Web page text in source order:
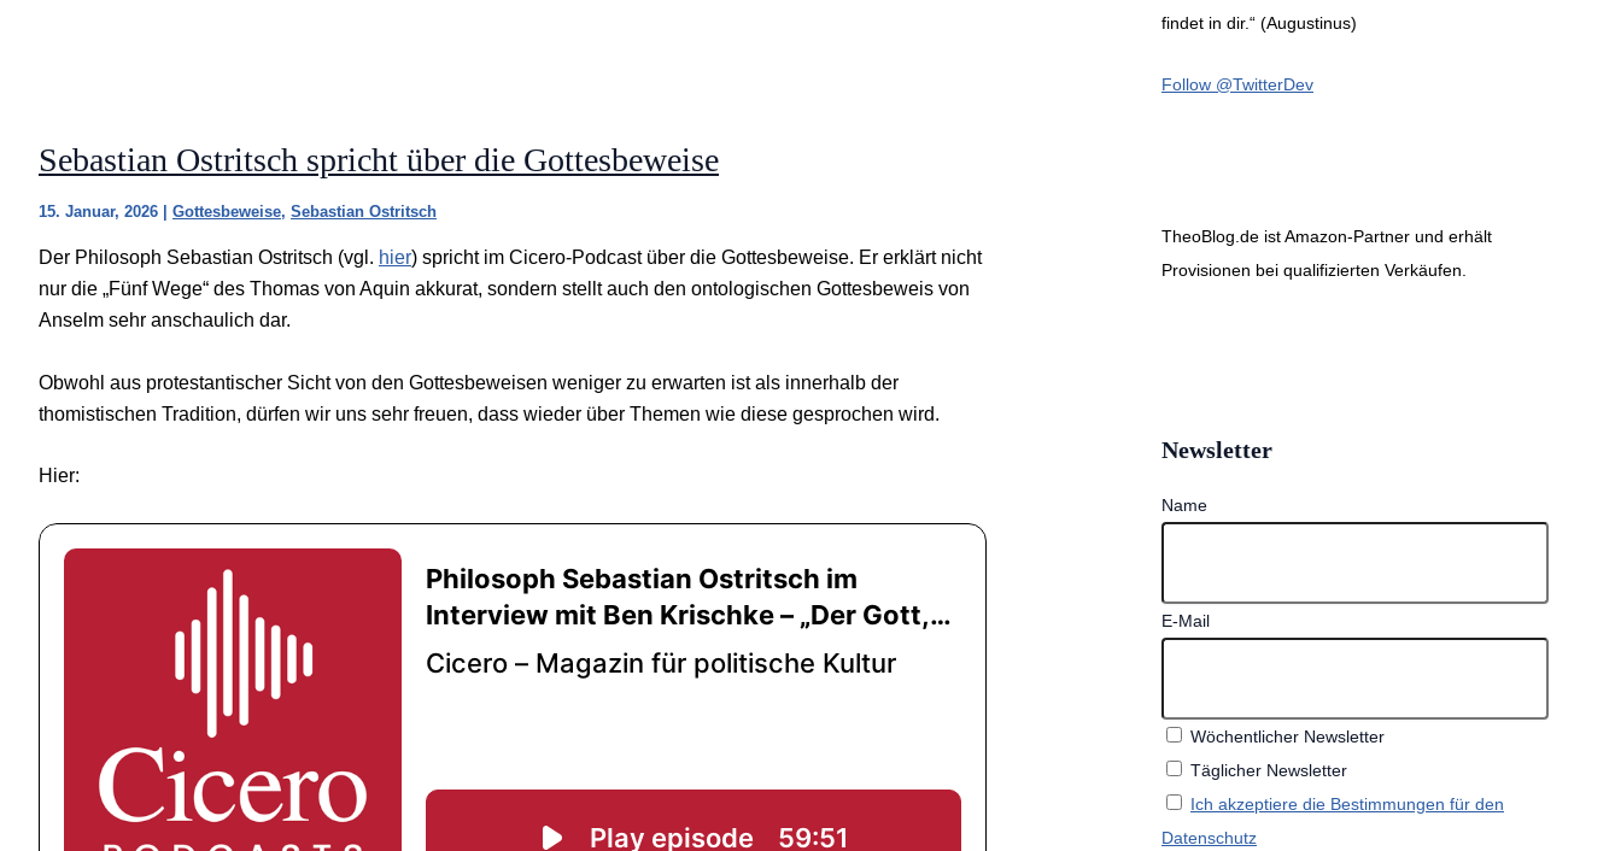
Sebastian Ostritsch spricht über die Gottesbeweise
15. Januar, 2026 Gottesbeweise, Sebastian Ostritsch
Der Philosoph Sebastian Ostritsch (vgl. hier) spricht im Cicero-Podcast über die Gottesbeweise. Er erklärt nicht
nur die „Fünf Wege“ des Thomas von Aquin akkurat, sondern stellt auch den ontologischen Gottesbeweis von
Anselm sehr anschaulich dar.
Obwohl aus protestantischer Sicht von den Gottesbeweisen weniger zu erwarten ist als innerhalb der
thomistischen Tradition, dürfen wir uns sehr freuen, dass wieder über Themen wie diese gesprochen wird.
Hier:
findet in dir.“ (Augustinus)
Follow @TwitterDev
TheoBlog.de ist Amazon-Partner und erhält
Provisionen bei qualifizierten Verkäufen.
Newsletter
Name
E-Mail
Wöchentlicher Newsletter
Täglicher Newsletter
Ich akzeptiere die Bestimmungen für den
Datenschutz